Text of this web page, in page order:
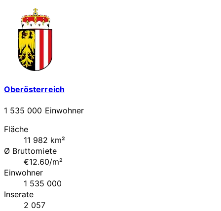
Oberösterreich
1 535 000 Einwohner
Fläche
11 982 km²
Ø Bruttomiete
€12.60/m²
Einwohner
1 535 000
Inserate
2 057